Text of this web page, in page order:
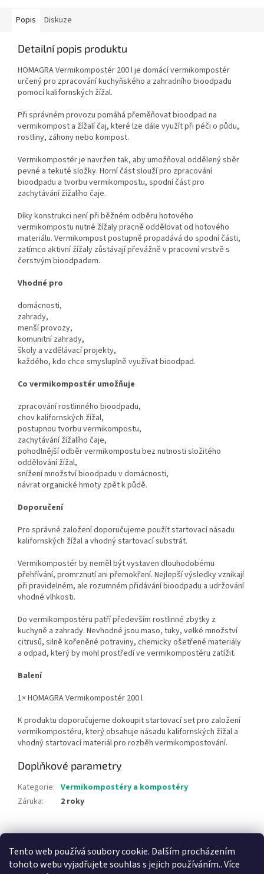
Tento web používá soubory cookie. Dalším procházením
tohoto webu vyjadřujete souhlas s jejich používáním.. Více
Popis Diskuze
Detailní popis produktu
HOMAGRA Vermikompostér 200 l je domácí vermikompostér
určený pro zpracování kuchyňského a zahradního bioodpadu
pomocí kalifornských žížal.
Při správném provozu pomáhá přeměňovat bioodpad na
vermikompost a žížalí čaj, které lze dále využít při péči o půdu,
rostliny, záhony nebo kompost.
Vermikompostér je navržen tak, aby umožňoval oddělený sběr
pevné a tekuté složky. Horní část slouží pro zpracování
bioodpadu a tvorbu vermikompostu, spodní část pro
zachytávání žížalího čaje.
Díky konstrukci není při běžném odběru hotového
vermikompostu nutné žížaly pracně oddělovat od hotového
materiálu. Vermikompost postupně propadává do spodní části,
zatímco aktivní žížaly zůstávají převážně v pracovní vrstvě s
čerstvým bioodpadem.
Vhodné pro
domácnosti,
zahrady,
menší provozy,
komunitní zahrady,
školy a vzdělávací projekty,
každého, kdo chce smysluplně využívat bioodpad.
Co vermikompostér umožňuje
zpracování rostlinného bioodpadu,
chov kalifornských žížal,
postupnou tvorbu vermikompostu,
zachytávání žížalího čaje,
pohodlnější odběr vermikompostu bez nutnosti složitého
oddělování žížal,
snížení množství bioodpadu v domácnosti,
návrat organické hmoty zpět k půdě.
Doporučení
Pro správné založení doporučujeme použít startovací násadu
kalifornských žížal a vhodný startovací substrát.
Vermikompostér by neměl být vystaven dlouhodobému
přehřívání, promrznutí ani přemokření. Nejlepší výsledky vznikají
při pravidelném, ale rozumném přidávání bioodpadu a udržování
vhodné vlhkosti.
Do vermikompostéru patří především rostlinné zbytky z
kuchyně a zahrady. Nevhodné jsou maso, tuky, velké množství
citrusů, silně kořeněné potraviny, chemicky ošetřené materiály
a odpad, který by mohl prostředí ve vermikompostéru zatížit.
Balení
1× HOMAGRA Vermikompostér 200 l
K produktu doporučujeme dokoupit startovací set pro založení
vermikompostéru, který obsahuje násadu kalifornských žížal a
vhodný startovací materiál pro rozběh vermikompostování.
Doplňkové parametry
Kategorie: Vermikompostéry a kompostéry
Záruka: 2 roky
Z